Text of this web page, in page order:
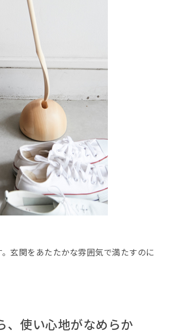
玄関をあたたかな雰囲気で満たすのに
、使い心地がなめらか